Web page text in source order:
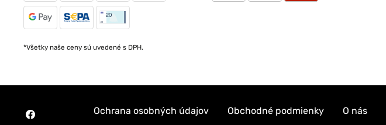
*Všetky naše ceny sú uvedené s DPH.
Ochrana osobných údajov Obchodné podmienky O nás